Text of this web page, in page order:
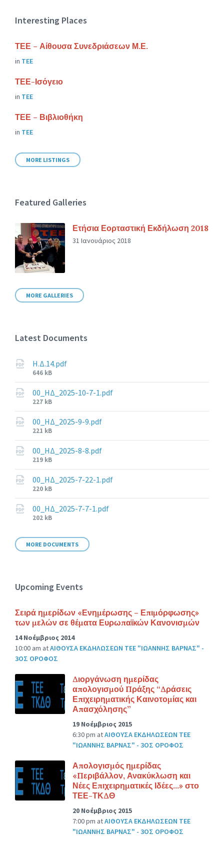
Interesting Places
ΤΕΕ – Αίθουσα Συνεδριάσεων Μ.Ε.
in ΤΕΕ
ΤΕΕ-Ισόγειο
in ΤΕΕ
ΤΕΕ – Βιβλιοθήκη
in ΤΕΕ
MORE LISTINGS
Featured Galleries
Ετήσια Εορταστική Εκδήλωση 2018
31 Ιανουάριος 2018
MORE GALLERIES
Latest Documents
Η.Δ.14.pdf
File
size:
646 kB
00_ΗΔ_2025-10-7-1.pdf
File
size:
227 kB
00_ΗΔ_2025-9-9.pdf
File
size:
221 kB
00_ΗΔ_2025-8-8.pdf
File
size:
219 kB
00_ΗΔ_2025-7-22-1.pdf
File
size:
220 kB
00_ΗΔ_2025-7-7-1.pdf
File
202 kB
MORE DOCUMENTS
Upcoming Events
Σειρά ημερίδων «Ενημέρωσης – Επιμόρφωσης»
των μελών σε θέματα Ευρωπαϊκών Κανονισμών
14 Νοέμβριος 2014
10:00 am atΑΙΘΟΥΣΑ ΕΚΔΗΛΩΣΕΩΝ ΤΕΕ "ΙΩΑΝΝΗΣ ΒΑΡΝΑΣ" -
3ΟΣ ΟΡΟΦΟΣ
Διοργάνωση ημερίδας
απολογισμού Πράξης “Δράσεις
Επιχειρηματικής Καινοτομίας και
Απασχόλησης”
19 Νοέμβριος 2015
6:30 pm atΑΙΘΟΥΣΑ ΕΚΔΗΛΩΣΕΩΝ ΤΕΕ
"ΙΩΑΝΝΗΣ ΒΑΡΝΑΣ" - 3ΟΣ ΟΡΟΦΟΣ
Απολογισμός ημερίδας
«Περιβάλλον, Ανακύκλωση και
Νέες Επιχειρηματικές Ιδέες…» στο
ΤΕΕ-ΤΚΔΘ
20 Νοέμβριος 2015
7:00 pm atΑΙΘΟΥΣΑ ΕΚΔΗΛΩΣΕΩΝ ΤΕΕ
"ΙΩΑΝΝΗΣ ΒΑΡΝΑΣ" - 3ΟΣ ΟΡΟΦΟΣ